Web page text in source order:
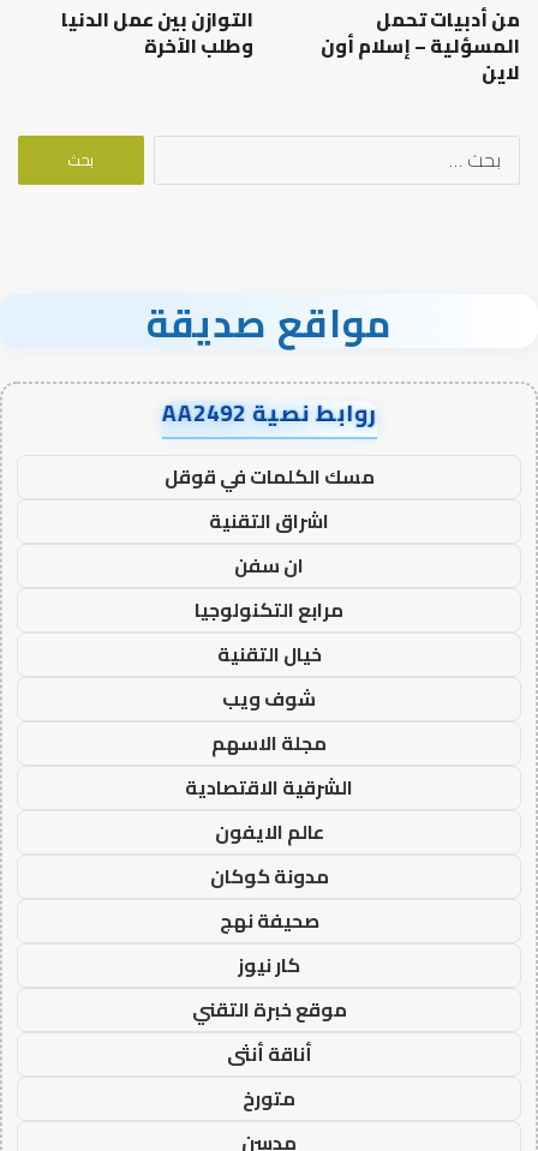
من أدبيات تحمل
المسؤلية – إسلام أون
لاين
التوازن بين عمل الدنيا
وطلب الآخرة
البحث
مواقع صديقة
روابط نصية AA2492
مسك الكلمات في قوقل
اشراق التقنية
ان سفن
مرابع التكنولوجيا
خيال التقنية
شوف ويب
مجلة الاسهم
الشرقية الاقتصادية
عالم الايفون
مدونة كوكان
صحيفة نهج
كار نيوز
موقع خبرة التقني
أناقة أنثى
متورخ
مدسن